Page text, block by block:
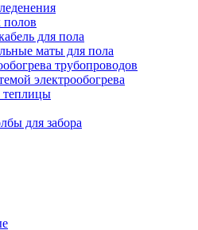
полов
для пола
маты для пола
трубопроводов
электрообогрева
теплицы
для забора